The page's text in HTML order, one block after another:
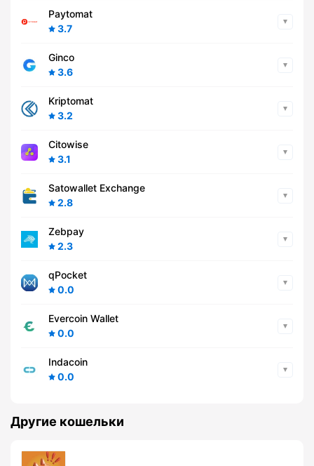
Paytomat
3.7
Ginco
3.6
Kriptomat
3.2
Citowise
3.1
Satowallet Exchange
2.8
Zebpay
2.3
qPocket
0.0
Evercoin Wallet
0.0
Indacoin
0.0
Другие кошельки